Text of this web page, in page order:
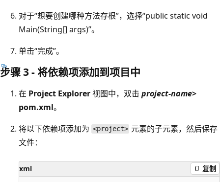
对于“想要创建哪种方法存根”，选择“public static void
Main(String[] args)”。
单击“完成”。
步骤 3 - 将依赖项添加到项目中
在 Project Explorer视图中，双击 project-name>
pom.xml。
将以下依赖项添加为 <project> 元素的子元素，然后保存
文件：
xml 复制